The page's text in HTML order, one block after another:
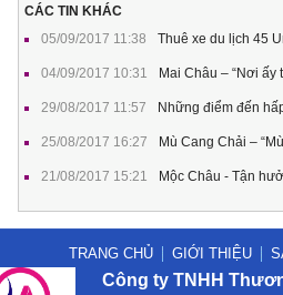
CÁC TIN KHÁC
05/09/2017 11:38
Thuê xe du lịch 45
04/09/2017 10:31 Mai Châu – “Nơi ấy
29/08/2017 11:57 Những điểm đến
25/08/2017 16:27 Mù Cang Chải –
21/08/2017 15:21 Mộc Châu - Tận
TRANG CHỦ GIỚI THIỆU
Công ty TNHH